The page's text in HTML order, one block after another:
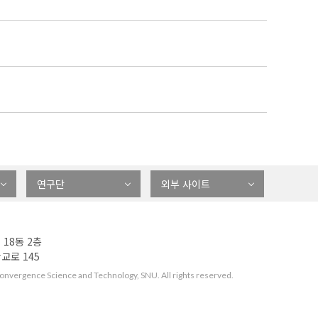
연구단 외부 사이트
18동 2층
로 145
Science and Technology, SNU. All rights reserved.